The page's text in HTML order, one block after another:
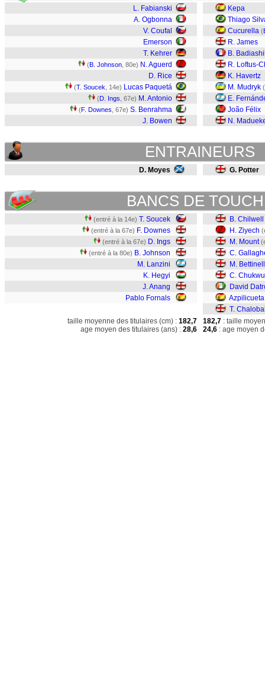
L. Fabianski
A. Ogbonna
V. Coufal
Emerson
T. Kehrer
(B. Johnson , 80e) N. Aguerd
D. Rice
(T. Soucek , 14e) Lucas Paquetá
(D. Ings , 67e) M. Antonio
(F. Downes , 67e) S. Benrahma
J. Bowen
Kepa
Thiago
Cucurella (
R. James
B.
R. Loftus-
K. Havertz
M. Mudryk (
E.
João Félix
N.
ENTRAINEURS
D. Moyes G. Potter
BANCS DE
(entré à la 14e) T. Soucek
(entré à la 67e) F. Downes
(entré à la 67e) D. Ings
(entré à la 80e) B. Johnson
M. Lanzini
K. Hegyi
J. Anang
Pablo Fornals
B. Chilwell
H. Ziyech
M. Mount
C.
M.
C.
David
Azpilicueta
T.
taille moyenne des titulaires (cm) : 182,7
age moyen des titulaires (ans) : 28,6
182,7 : taille
24,6 : age moyen